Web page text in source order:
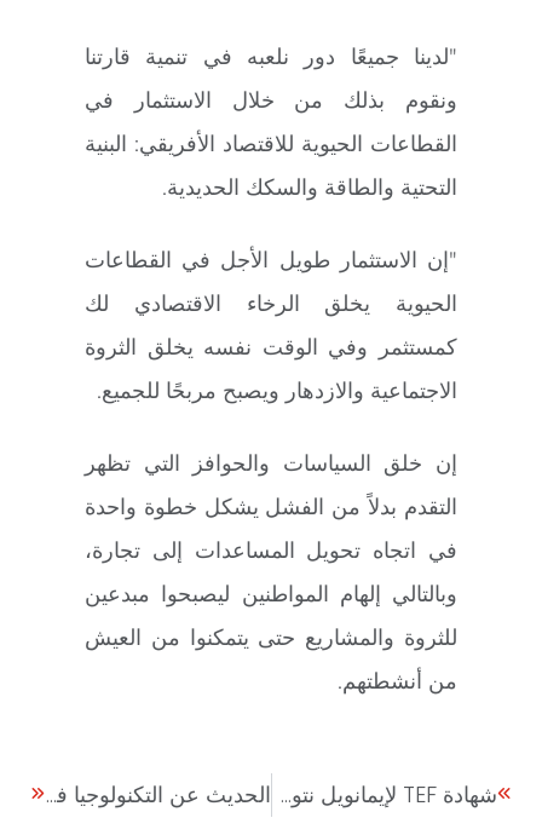
"لدينا جميعًا دور نلعبه في تنمية قارتنا
ونقوم بذلك من خلال الاستثمار في
القطاعات الحيوية للاقتصاد الأفريقي: البنية
التحتية والطاقة والسكك الحديدية.
"إن الاستثمار طويل الأجل في القطاعات
الحيوية يخلق الرخاء الاقتصادي لك
كمستثمر وفي الوقت نفسه يخلق الثروة
الاجتماعية والازدهار ويصبح مربحًا للجميع.
إن خلق السياسات والحوافز التي تظهر
التقدم بدلاً من الفشل يشكل خطوة واحدة
في اتجاه تحويل المساعدات إلى تجارة،
وبالتالي إلهام المواطنين ليصبحوا مبدعين
للثروة والمشاريع حتى يتمكنوا من العيش
من أنشطتهم.
شهادة TEF لإيمانويل نتورانينابو الحديث عن التكنولوجيا في العدد الجديد من دائرة TEF